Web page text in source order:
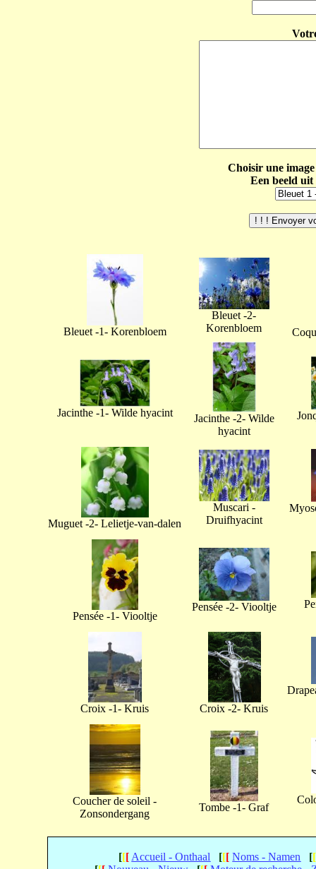
Choisir une
Een beeld
Bleuet -1- Korenbloem
Bleuet -2-
Korenbloem
Jacinthe -1- Wilde hyacint
Jacinthe -2- Wilde
hyacint
Muguet -2- Lelietje-van-dalen
Muscari -
Druifhyacint
Pensée -1- Viooltje
Pensée -2- Viooltje
Croix -1- Kruis Croix -2- Kruis
Coucher de soleil -
Zonsondergang
Tombe -1- Graf
[[[ Accueil - Onthaal [[[ Noms - Namen [[